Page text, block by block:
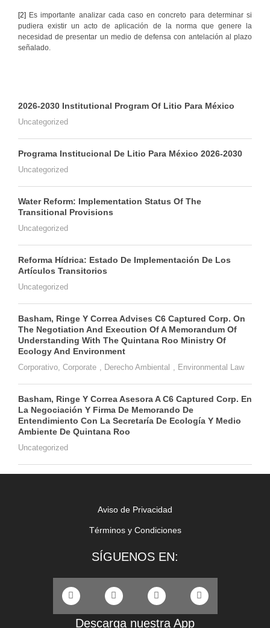
[2] Es importante analizar cada caso en concreto para determinar si
pudiera existir un acto de aplicación de la norma que genere la
necesidad de presentar un medio de defensa con antelación al plazo
señalado.
2026-2030 Institutional Program Of Litio Para México
Uncategorized
Programa Institucional De Litio Para México 2026-2030
Uncategorized
Water Reform: Implementation Status Of The
Transitional Provisions
Uncategorized
Reforma Hídrica: Estado De Implementación De Los
Artículos Transitorios
Uncategorized
Basham, Ringe Y Correa Advises C6 Captured Corp. On
The Negotiation And Execution Of A Memorandum Of
Understanding With The Quintana Roo Ministry Of
Ecology And Environment
Corporativo Corporate Derecho Ambiental Environmental Law
Basham, Ringe Y Correa Asesora A C6 Captured Corp. En
La Negociación Y Firma De Memorando De
Entendimiento Con La Secretaría De Ecología Y Medio
Ambiente De Quintana Roo
Uncategorized
Aviso de Privacidad
Términos y Condiciones
SÍGUENOS EN:
Descarga nuestra App